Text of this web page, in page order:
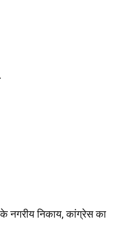
नगरीय निकाय, कांग्रेस का